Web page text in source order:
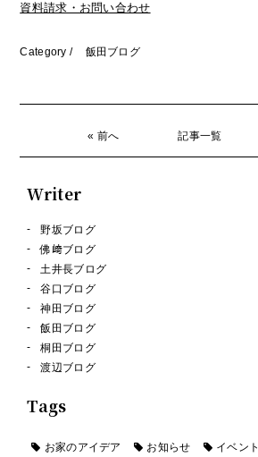
資料請求・お問い合わせ
Category / 飯田ブログ
« 前へ 記事一覧
Writer
野坂ブログ
佛﨑ブログ
土井長ブログ
谷口ブログ
神田ブログ
飯田ブログ
桐田ブログ
渡辺ブログ
Tags
お家のアイデア お知らせ
イベント